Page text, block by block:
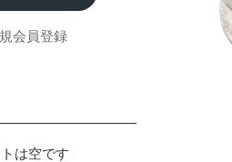
会員登録
は空です